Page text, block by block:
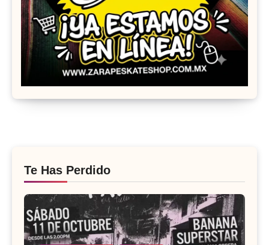
Te Has Perdido